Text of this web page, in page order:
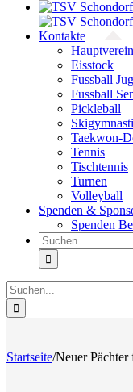
Kontakte
Hauptverein
Eisstock
Fussball
Fussball
Pickleball
Taekwon-
Tennis
Tischtennis
Turnen
Volleyball
Spenden &
Spenden
Suche
nach:
Suche
nach:
Startseite/Neuer Pächter